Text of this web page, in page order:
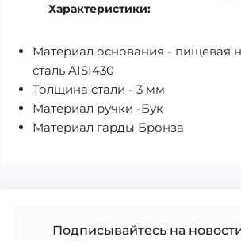
Характеристики:
Материал основания - пищевая
сталь AISI430
Толщина стали - 3 мм
Материал ручки -Бук
Материал гарды Бронза
Подписывайтесь на